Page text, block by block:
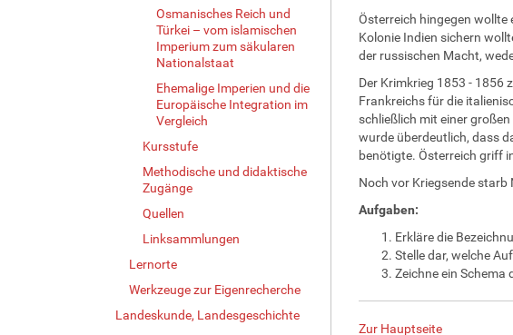
Osmanisches Reich und
Türkei – vom islamischen
Imperium zum säkularen
Nationalstaat
Ehemalige Imperien und die
Europäische Integration im
Vergleich
Kursstufe
Methodische und didaktische
Zugänge
Quellen
Linksammlungen
Lernorte
Werkzeuge zur Eigenrecherche
Landeskunde, Landesgeschichte
Österreich hingegen wollte
Kolonie Indien sichern
der russischen Macht,
Der Krimkrieg 1853 - 1856
Frankreichs für die
schließlich mit einer
wurde überdeutlich, dass
benötigte. Österreich griff
Noch vor Kriegsende
Aufgaben:
Erkläre die
Stelle dar, welche
Zeichne ein Schema
Zur Hauptseite